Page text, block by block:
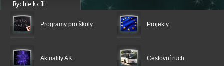
Programy pro školy Projekty
Aktuality AK Cestovní ruch